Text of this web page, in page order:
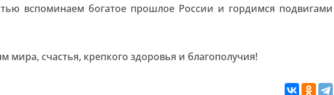
вспоминаем богатое прошлое России и гордимся подвигами
счастья, крепкого здоровья и благополучия!